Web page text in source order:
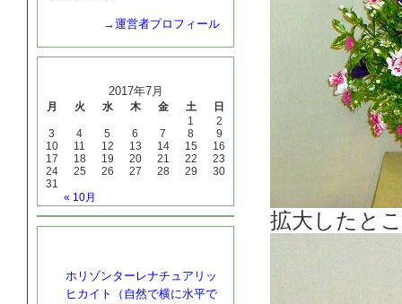
拡大したと
→運営者プロフィール
2017年7月
月 火 水 木 金 土 日
« 10月
1
2
3
4 5 6 7 8
9
10
11 12 13 14 15
16
17
18 19 20 21 22
23
24
25 26 27 28 29
30
31
ホリゾンターレナチュアリッ
ヒカイト（自然で横に水平で